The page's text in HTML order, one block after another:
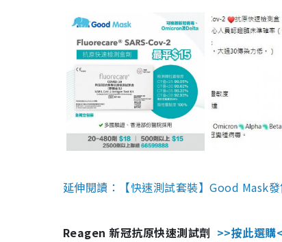
延伸閱讀：【快速測試套裝】Good Mask
Reagen 新冠抗原快速測試劑 >>按此選購